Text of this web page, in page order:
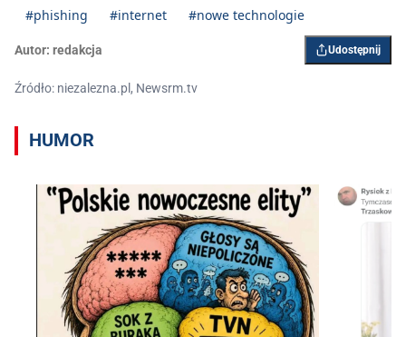
#phishing
#internet #nowe technologie
Autor: redakcja Udostępnij
Źródło: niezalezna.pl, Newsrm.tv
HUMOR